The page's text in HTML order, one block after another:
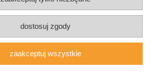
Płatności i dostawa
Informacje
O nas
dostosuj zgody
zaakceptuj wszystkie